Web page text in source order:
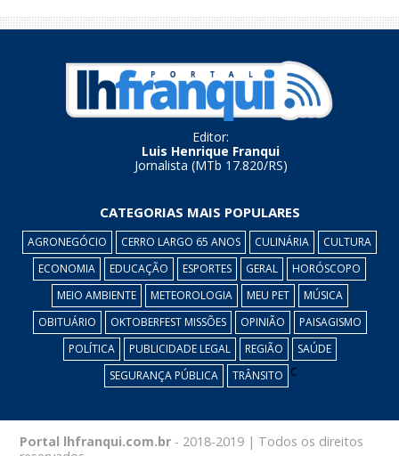
Editor:
Luis Henrique Franqui
Jornalista (MTb 17.820/RS)
CATEGORIAS MAIS POPULARES
AGRONEGÓCIO CERRO LARGO 65 ANOS CULINÁRIA
CULTURA
ECONOMIA
EDUCAÇÃO ESPORTES GERAL
HORÓSCOPO
MEIO AMBIENTE
METEOROLOGIA MEU PET
MÚSICA
OBITUÁRIO
OKTOBERFEST MISSÕES OPINIÃO
PAISAGISMO
POLÍTICA
PUBLICIDADE LEGAL REGIÃO
SAÚDE
SEGURANÇA PÚBLICA
TRÂNSITO c
Portal lhfranqui.com.br - 2018-2019 | Todos os direitos